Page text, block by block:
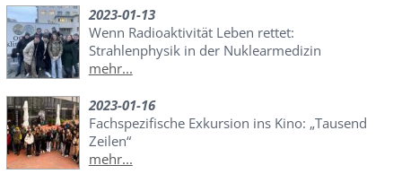
2023-01-13
Wenn Radioaktivität Leben rettet:
Strahlenphysik in der Nuklearmedizin
mehr...
2023-01-16
Fachspezifische Exkursion ins Kino: „Tausend
Zeilen“
mehr...